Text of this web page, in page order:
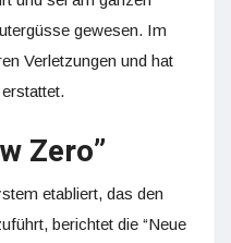
gewesen. Im
Verletzungen und hat
Zero”
etabliert, das den
berichtet die “Neue